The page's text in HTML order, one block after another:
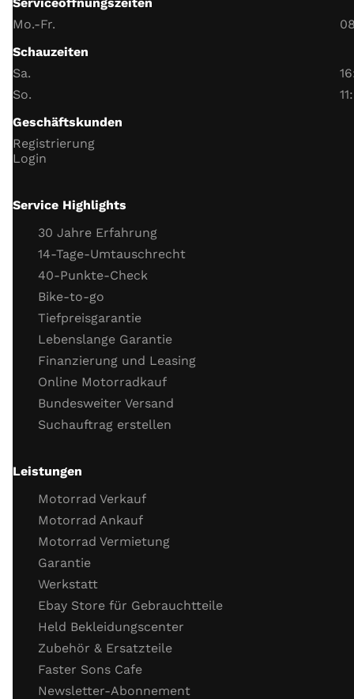
Weitere Infos zum Online-Kauf
Funktion Lenkerschalter
Tageskilometerzähler­
Scheinwerfer
Blinker
Hupe
Funktion Seitenständerschalter
Motor
Gaszug
Kupplungszug
Kühlflüssigkeit (Stand, Frostschutz)
Kühlsystemverbindungen
Motor Dichtigkeit
Motor Kaltstartverhalten
Motorlauf
Gasannahme
Öl
Probefahrt
Probefahrt
Verhalten Bremsen
Verhalten Beschleunigung
Funktion Getriebe
Funktion Fahrzeug­elektronik (ABS, TC)
Allgemeines ­Fahr­verhalten
Abschluss Kontrolle / Schrauben nachziehen
Mo.-Fr.
Schauzeiten
Sa.
So.
Geschäftskunden
Registrierung
Login
Service Highlights
30 Jahre Erfahrung
14-Tage-Umtauschrecht
40-Punkte-Check
Bike-to-go
Tiefpreisgarantie
Lebenslange Garantie
Finanzierung und Leasing
Online Motorradkauf
Bundesweiter Versand
Suchauftrag erstellen
Leistungen
Motorrad Verkauf
Motorrad Ankauf
Motorrad Vermietung
Garantie
Werkstatt
Ebay Store für Gebrauchtteile
Held Bekleidungscenter
Zubehör & Ersatzteile
Faster Sons Cafe
Newsletter-Abonnement